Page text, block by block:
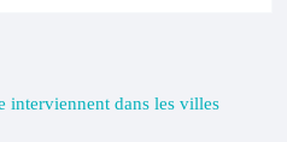
interviennent dans les villes